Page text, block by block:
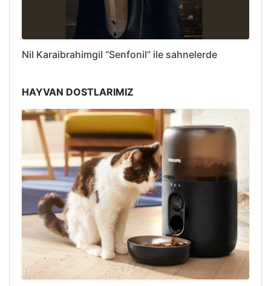
Nil Karaibrahimgil “Senfonil” ile sahnelerde
HAYVAN DOSTLARIMIZ